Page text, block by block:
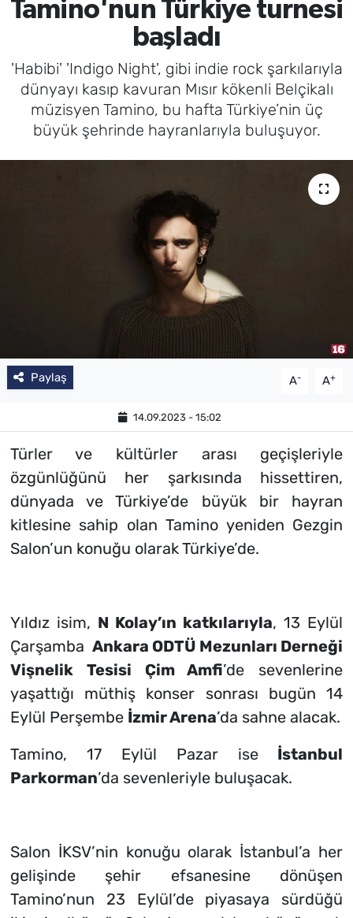
Tamino'nun Türkiye turnesi
başladı
'Habibi' 'Indigo Night', gibi indie rock şarkılarıyla
dünyayı kasıp kavuran Mısır kökenli Belçikalı
müzisyen Tamino, bu hafta Türkiye’nin üç
büyük şehrinde hayranlarıyla buluşuyor.
Paylaş A- A+
14.09.2023 - 15:02
Türler ve kültürler arası geçişleriyle
özgünlüğünü her şarkısında hissettiren,
dünyada ve Türkiye’de büyük bir hayran
kitlesine sahip olan Tamino yeniden Gezgin
Salon’un konuğu olarak Türkiye’de.
Yıldız isim, N Kolay’ın katkılarıyla, 13 Eylül
Çarşamba Ankara ODTÜ Mezunları Derneği
Vişnelik Tesisi Çim Amfi’de sevenlerine
yaşattığı müthiş konser sonrası bugün 14
Eylül Perşembe İzmir Arena’da sahne alacak.
Tamino, 17 Eylül Pazar ise İstanbul
Parkorman’da sevenleriyle buluşacak.
Salon İKSV’nin konuğu olarak İstanbul’a her
gelişinde şehir efsanesine dönüşen
Tamino’nun 23 Eylül’de piyasaya sürdüğü